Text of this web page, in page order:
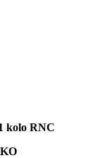
kolo RNC